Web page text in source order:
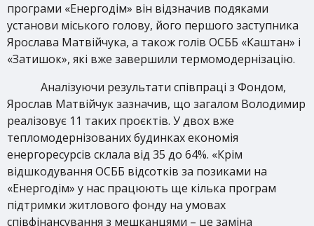
програми «Енергодім» він відзначив подяками
установи міського голову, його першого заступника
Ярослава Матвійчука, а також голів ОСББ «Каштан» і
«Затишок», які вже завершили термомодернізацію.
Аналізуючи результати співпраці з Фондом,
Ярослав Матвійчук зазначив, що загалом Володимир
реалізовує 11 таких проєктів. У двох вже
тепломодернізованих будинках економія
енергоресурсів склала від 35 до 64%. «Крім
відшкодування ОСББ відсотків за позиками на
«Енергодім» у нас працюють ще кілька програм
підтримки житлового фонду на умовах
співфінансування з мешканцями – це заміна